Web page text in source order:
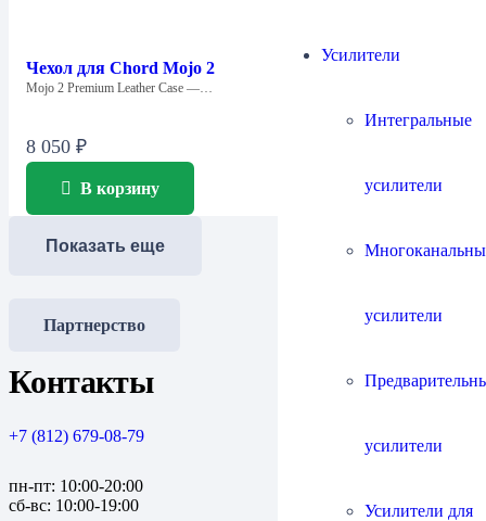
Усилители
Интегральные
усилители
усилители
усилители
Усилители для
Чехол для Chord Mojo 2
Mojo 2 Premium Leather Case —…
8 050 ₽
В корзину
Показать еще
Партнерство
Контакты
+7 (812) 679-08-79
пн-пт: 10:00-20:00
сб-вс: 10:00-19:00